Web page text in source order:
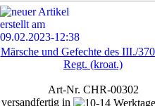
Märsche und Gefechte des III./
Regt. (kroat.)
Art-Nr. CHR-00302
versandfertig in